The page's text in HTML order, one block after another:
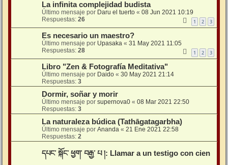
La infinita complejidad budista
Último mensaje por Daru el tuerto « 08 Jun 2021 10:19
Respuestas: 26 1 2 3
Es necesario un maestro?
Último mensaje por Upasaka « 31 May 2021 11:05
Respuestas: 28 1 2 3
Libro "Zen & Fotografía Meditativa"
Último mensaje por Daido « 30 May 2021 21:14
Respuestas: 3
Dormir, soñar y morir
Último mensaje por supernova0 « 08 Mar 2021 22:50
Respuestas: 3
La naturaleza búdica (Tathāgatagarbha)
Último mensaje por Ananda « 21 Ene 2021 22:58
Respuestas: 2
དཔང་ སྐོང་ ཕྱག་ བརྒྱ་ པ །: Llamar a un testigo con cien